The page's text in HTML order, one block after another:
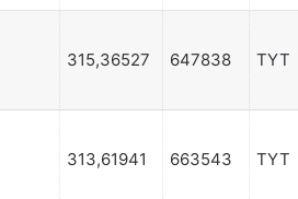
315,36527 647838 TYT
313,61941 663543 TYT